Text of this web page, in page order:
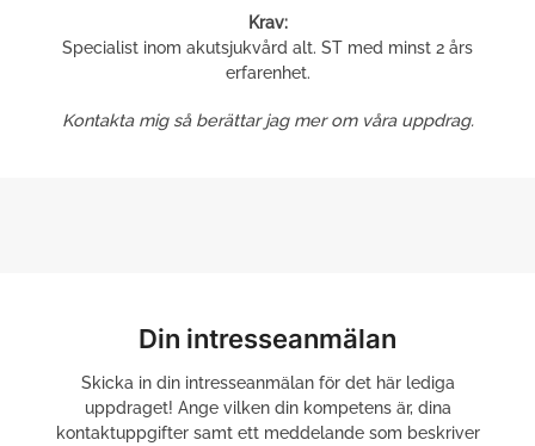
Krav:
Specialist inom akutsjukvård alt. ST med minst 2 års
erfarenhet.
Kontakta mig så berättar jag mer om våra uppdrag.
Din intresseanmälan
Skicka in din intresseanmälan för det här lediga
uppdraget! Ange vilken din kompetens är, dina
kontaktuppgifter samt ett meddelande som beskriver